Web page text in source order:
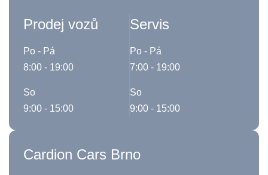
Prodej vozů
Po - Pá
8:00 - 19:00
So
9:00 - 15:00
Servis
Po - Pá
7:00 - 19:00
So
9:00 - 15:00
Cardion Cars Brno